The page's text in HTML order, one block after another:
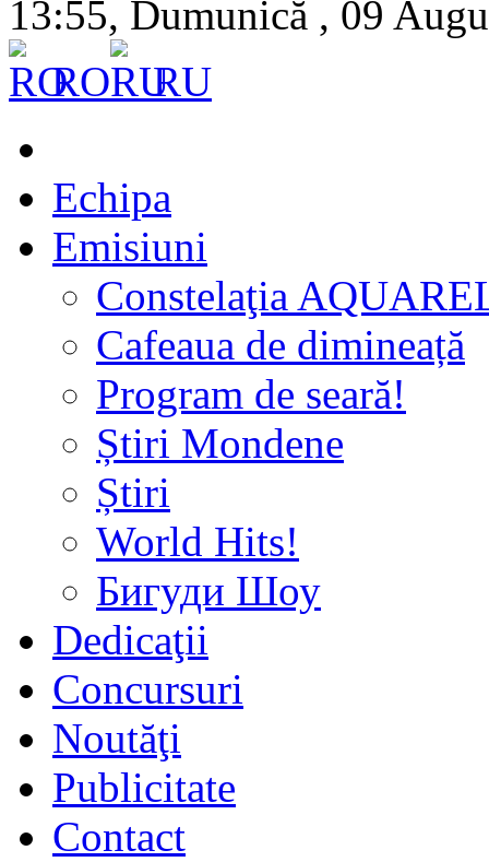
13:55, Dumunică , 09
RO
RU
Echipa
Emisiuni
Constelaţia
Cafeaua de dimineață
Program de seară!
Știri Mondene
Știri
World Hits!
Бигуди Шоу
Dedicaţii
Concursuri
Noutăţi
Publicitate
Contact